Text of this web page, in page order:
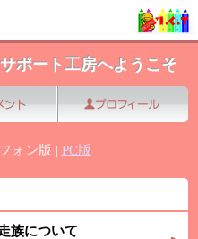
ポート工房へようこそ
ォン版 | PC版
族について